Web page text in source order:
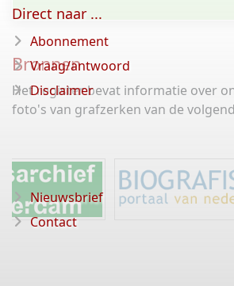
Bronnen
Het register bevat informatie over
foto's van grafzerken van de
Direct naar ...
Abonnement
Vraag/antwoord
Disclaimer
Nieuwsbrief
Contact